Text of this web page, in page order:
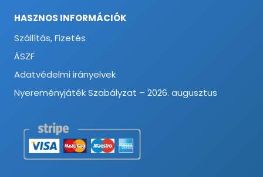
HASZNOS INFORMÁCIÓK
Szállítás, Fizetés
ÁSZF
Adatvédelmi irányelvek
Nyereményjáték Szabályzat – 2026. augusztus